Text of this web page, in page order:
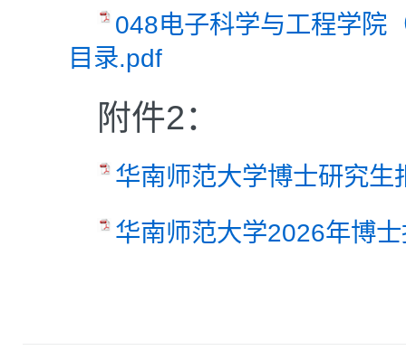
048电子科学与工程学院
目录.pdf
附件2：
华南师范大学博士研究生
华南师范大学2026年博